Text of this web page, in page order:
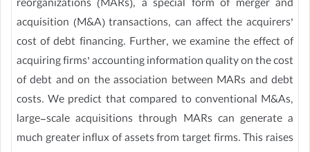
reorganizations (MARs), a special form of merger and
acquisition (M&A) transactions, can affect the acquirers’
cost of debt financing. Further, we examine the effect of
acquiring firms’ accounting information quality on the cost
of debt and on the association between MARs and debt
costs. We predict that compared to conventional M&As,
large-scale acquisitions through MARs can generate a
much greater influx of assets from target firms. This raises